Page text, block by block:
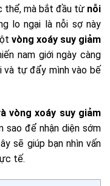
thể, mà bắt đầu từ nỗi
lo ngại là nỗi sợ này
vòng xoáy suy giảm
nam giới ngày càng
và tự đẩy mình vào bế
vòng xoáy suy giảm
sao để nhận diện sớm
sẽ giúp bạn nhìn vấn
tế.